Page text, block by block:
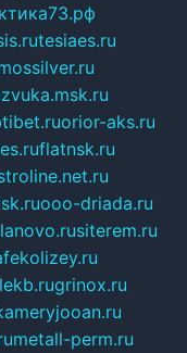
tesiaes.ru
orior-aks.ru
flatnsk.ru
ooo-driada.ru
siterem.ru
grinox.ru
metall-perm.ru